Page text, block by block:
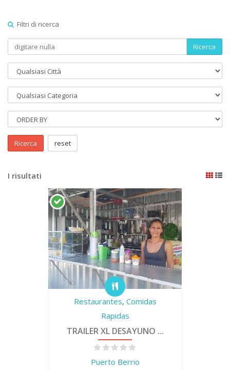
Filtri di ricerca
Ricerca
Ricerca reset
I risultati
Restaurantes, Comidas
Rapidas
TRAILER XL DESAYUNO ...
Puerto Berrio